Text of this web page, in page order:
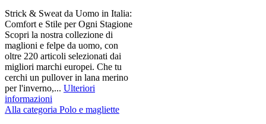
Strick & Sweat da Uomo in Italia:
Comfort e Stile per Ogni Stagione
Scopri la nostra collezione di
maglioni e felpe da uomo, con
oltre 220 articoli selezionati dai
migliori marchi europei. Che tu
cerchi un pullover in lana merino
per l'inverno,... Ulteriori
informazioni
Alla categoria Polo e magliette